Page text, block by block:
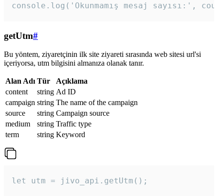
console.log('Okunmamış mesaj sayısı:',
getUtm#
Bu yöntem, ziyaretçinin ilk site ziyareti sırasında web sitesi url'si
içeriyorsa, utm bilgisini almanıza olanak tanır.
Alan Adı Tür
Açıklama
content
string Ad ID
campaign string The name of the campaign
source
string Campaign source
medium
string Traffic type
term
string Keyword
let utm = jivo_api.getUtm();